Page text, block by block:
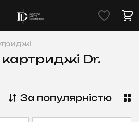
Dr.
За популярністю